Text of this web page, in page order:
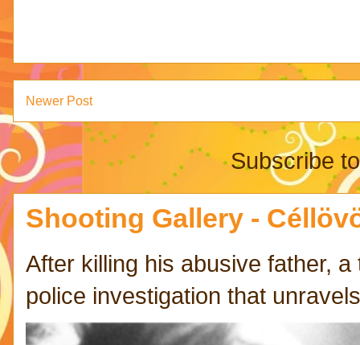
Newer Post
Subscribe
Shooting Gallery -
After killing his abusive father,
police investigation that